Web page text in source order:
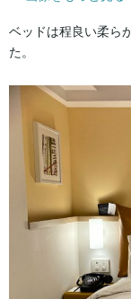
ベッドは程良い柔ら
た。